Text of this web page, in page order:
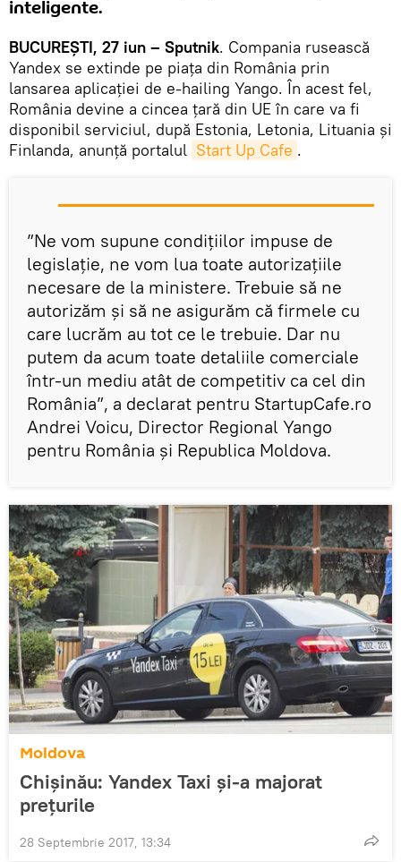
inteligente.
BUCUREȘTI, 27 iun – Sputnik. Compania rusească
Yandex se extinde pe piața din România prin
lansarea aplicației de e-hailing Yango. În acest fel,
România devine a cincea țară din UE în care va fi
disponibil serviciul, după Estonia, Letonia, Lituania și
Finlanda, anunță portalul Start Up Cafe .
”Ne vom supune condiţiilor impuse de
legislaţie, ne vom lua toate autorizaţiile
necesare de la ministere. Trebuie să ne
autorizăm şi să ne asigurăm că firmele cu
care lucrăm au tot ce le trebuie. Dar nu
putem da acum toate detaliile comerciale
într-un mediu atât de competitiv ca cel din
România”, a declarat pentru StartupCafe.ro
Andrei Voicu, Director Regional Yango
pentru România și Republica Moldova.
Moldova
Chișinău: Yandex Taxi și-a majorat
prețurile
28 Septembrie 2017, 13:34